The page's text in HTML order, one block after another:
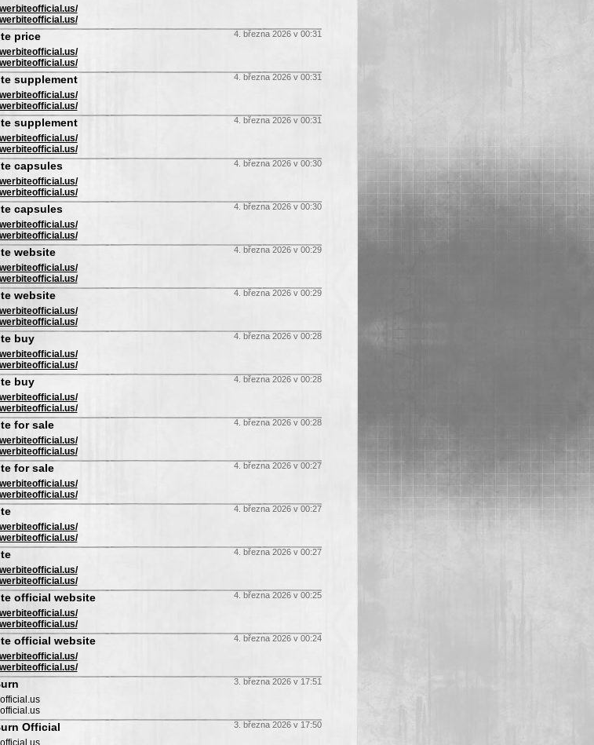
4. března 2026 v 00:31
price
4. března 2026 v 00:31
supplement
4. března 2026 v 00:31
supplement
4. března 2026 v 00:30
capsules
4. března 2026 v 00:30
capsules
4. března 2026 v 00:29
website
4. března 2026 v 00:29
website
4. března 2026 v 00:28
buy
4. března 2026 v 00:28
buy
4. března 2026 v 00:28
for sale
4. března 2026 v 00:27
for sale
4. března 2026 v 00:27
4. března 2026 v 00:27
4. března 2026 v 00:25
official website
4. března 2026 v 00:24
official website
3. března 2026 v 17:51
3. března 2026 v 17:50
Official